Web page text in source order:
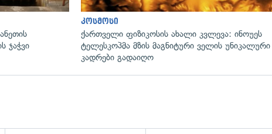
ჯაჭვი
კოსმოსი
ქართველი ფიზიკოსის ახალი კვლევა: ინოუეს
ტელესკოპმა მზის მაგნიტური ველის უნიკალური
კადრები გადაიღო